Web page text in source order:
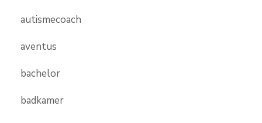
autismecoach
aventus
bachelor
badkamer